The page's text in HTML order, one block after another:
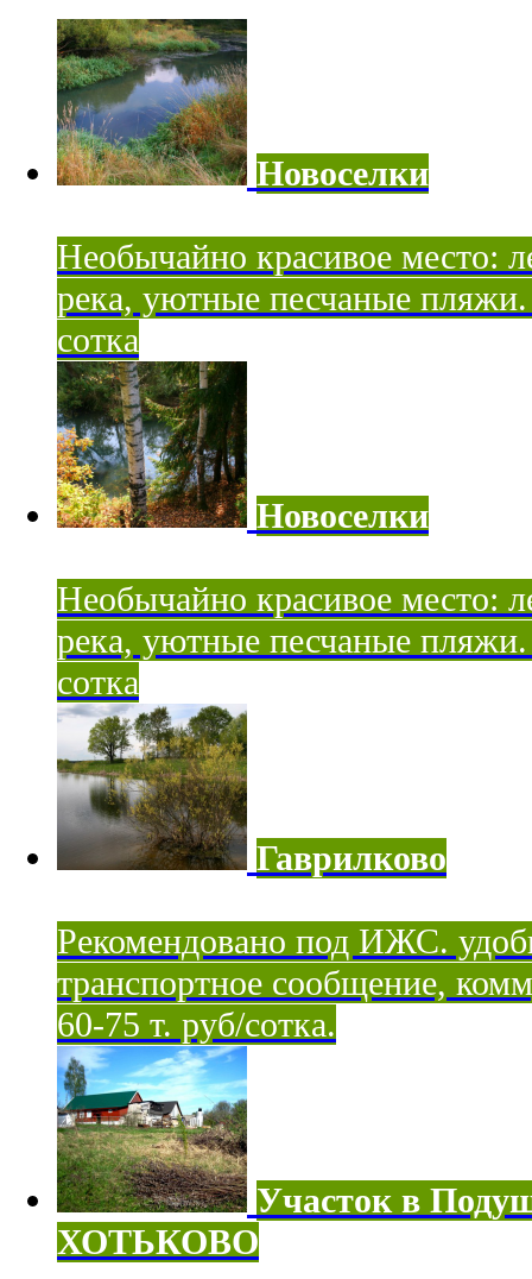
Новоселки
Необычайно красивое место:
река, уютные песчаные
сотка
Новоселки
Необычайно красивое место:
река, уютные песчаные
сотка
Гаврилково
Рекомендовано под ИЖС.
транспортное сообщение,
60-75 т. руб/сотка.
Участок в
ХОТЬКОВО